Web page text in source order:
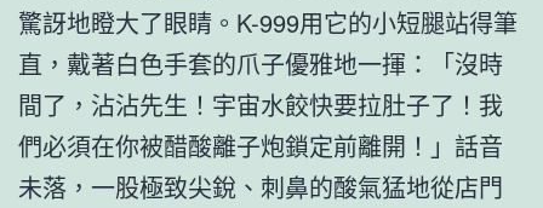
驚訝地瞪大了眼睛。K-999用它的小短腿站得筆
直，戴著白色手套的爪子優雅地一揮：「沒時
間了，沾沾先生！宇宙水餃快要拉肚子了！我
們必須在你被醋酸離子炮鎖定前離開！」話音
未落，一股極致尖銳、刺鼻的酸氣猛地從店門